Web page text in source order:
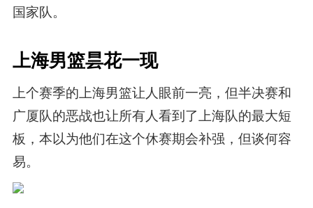
国家队。
上海男篮昙花一现
上个赛季的上海男篮让人眼前一亮，但半决赛和
广厦队的恶战也让所有人看到了上海队的最大短
板，本以为他们在这个休赛期会补强，但谈何容
易。